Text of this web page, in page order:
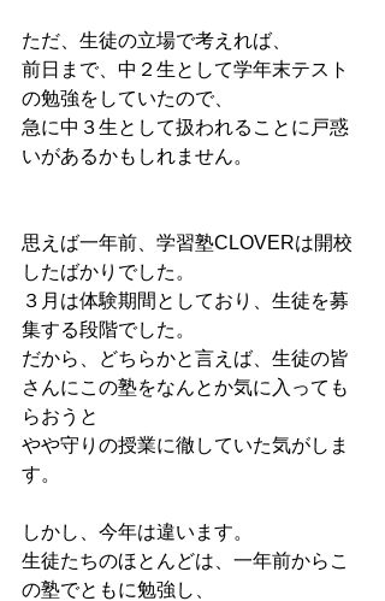
ただ、生徒の立場で考えれば、
前日まで、中２生として学年末テスト
の勉強をしていたので、
急に中３生として扱われることに戸惑
いがあるかもしれません。
思えば一年前、学習塾CLOVERは開校
したばかりでした。
３月は体験期間としており、生徒を募
集する段階でした。
だから、どちらかと言えば、生徒の皆
さんにこの塾をなんとか気に入っても
らおうと
やや守りの授業に徹していた気がしま
す。
しかし、今年は違います。
生徒たちのほとんどは、一年前からこ
の塾でともに勉強し、